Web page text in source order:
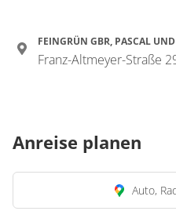
FEINGRÜN GBR, PASCAL
Franz-Altmeyer-Straße
Anreise planen
Auto,